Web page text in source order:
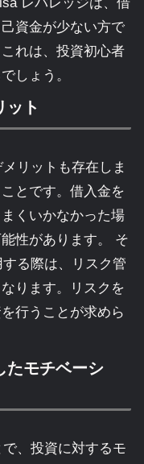
資金が少ない方で
れは、投資初心者
しょう。
ット
リットも存在しま
とです。借入金を
くいかなかった場
性があります。 そ
る際は、リスク管
ります。リスクを
行うことが求めら
たモチベーシ
、投資に対するモ